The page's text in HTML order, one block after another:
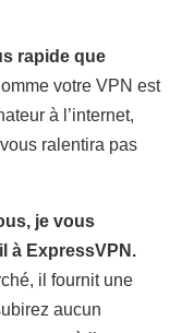
rapide que
votre VPN est
à l’internet,
ralentira pas
je vous
à ExpressVPN.
il fournit une
aucun